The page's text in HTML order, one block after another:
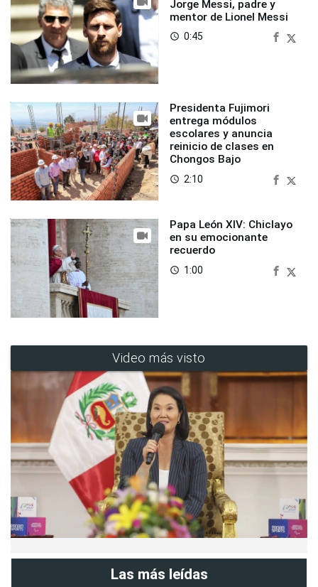
Jorge Messi, padre y
mentor de Lionel Messi
access_time 0:45
Presidenta Fujimori
entrega módulos
escolares y anuncia
reinicio de clases en
Chongos Bajo
access_time 2:10
Papa León XIV: Chiclayo
en su emocionante
recuerdo
access_time 1:00
Video más visto
Las más leídas